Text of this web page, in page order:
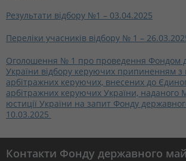
Результати відбору №1 – 03.04.2025
Переліки учасників відбору № 1 –
Оголошення № 1 про проведення Фондом
України відбору керуючих припиненням з
арбітражних керуючих, внесених до
арбітражних керуючих України, наданого
юстиції України на запит Фонду
10.03.2025
Контакти Фонду державного